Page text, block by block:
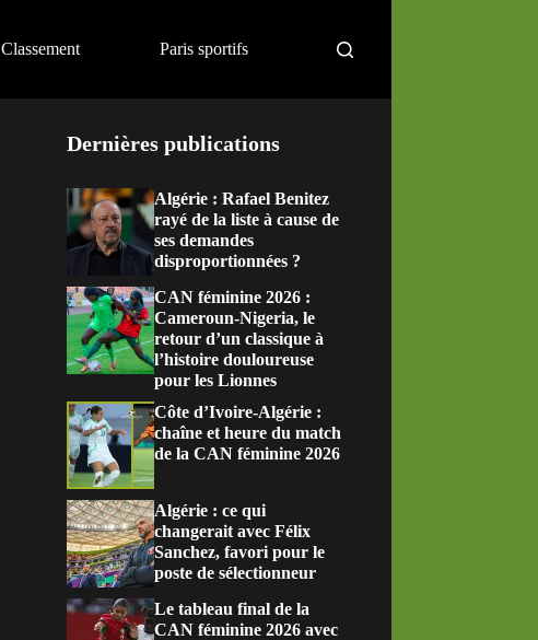
Classement Paris sportifs
Dernières publications
Algérie : Rafael Benitez
rayé de la liste à cause de
ses demandes
disproportionnées ?
CAN féminine 2026 :
Cameroun-Nigeria, le
retour d’un classique à
l’histoire douloureuse
pour les Lionnes
Côte d’Ivoire-Algérie :
chaîne et heure du match
de la CAN féminine 2026
Algérie : ce qui
changerait avec Félix
Sanchez, favori pour le
poste de sélectionneur
Le tableau final de la
CAN féminine 2026 avec